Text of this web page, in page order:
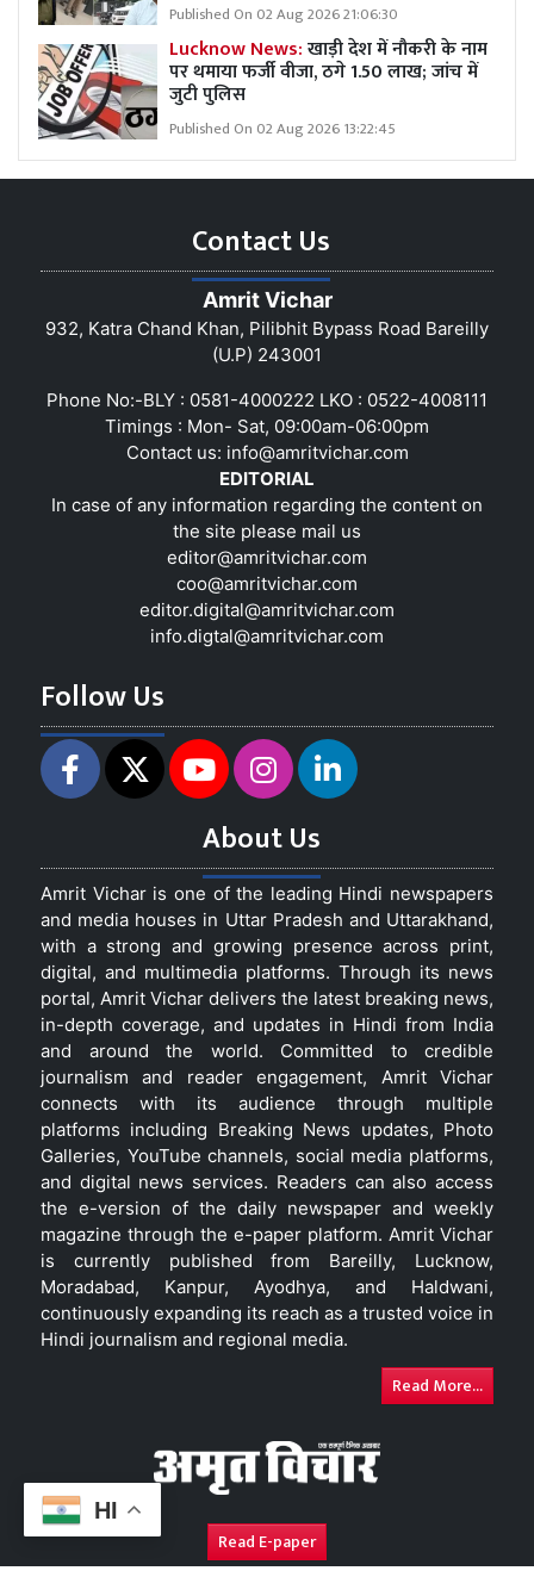
HI
Published On 02 Aug 2026 21:06:30
Lucknow News:खाड़ी देश में नौकरी के नाम
पर थमाया फर्जी वीजा, ठगे 1.50 लाख; जांच में
जुटी पुलिस
Published On 02 Aug 2026 13:22:45
Contact Us
Amrit Vichar
932, Katra Chand Khan, Pilibhit Bypass Road Bareilly
(U.P) 243001
Phone No:-BLY : 0581-4000222 LKO : 0522-4008111
Timings : Mon- Sat, 09:00am-06:00pm
Contact us: info@amritvichar.com
EDITORIAL
In case of any information regarding the content on
the site please mail us
editor@amritvichar.com
coo@amritvichar.com
editor.digital@amritvichar.com
info.digtal@amritvichar.com
Follow Us
About Us
Amrit Vichar is one of the leading Hindi newspapers
and media houses in Uttar Pradesh and Uttarakhand,
with a strong and growing presence across print,
digital, and multimedia platforms. Through its news
portal, Amrit Vichar delivers the latest breaking news,
in-depth coverage, and updates in Hindi from India
and around the world. Committed to credible
journalism and reader engagement, Amrit Vichar
connects with its audience through multiple
platforms including Breaking News updates, Photo
Galleries, YouTube channels, social media platforms,
and digital news services. Readers can also access
the e-version of the daily newspaper and weekly
magazine through the e-paper platform. Amrit Vichar
is currently published from Bareilly, Lucknow,
Moradabad, Kanpur, Ayodhya, and Haldwani,
continuously expanding its reach as a trusted voice in
Hindi journalism and regional media.
Read More...
Read E-paper